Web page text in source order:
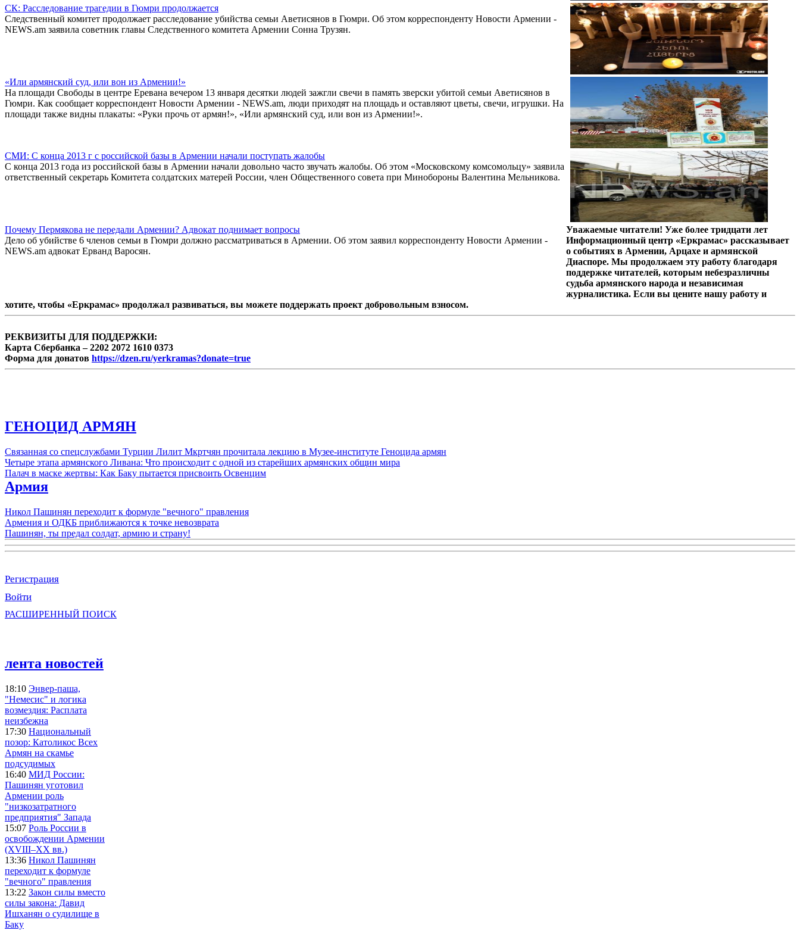
СК: Расследование трагедии в Гюмри продолжается
Следственный комитет продолжает расследование убийства семьи Аветисянов в Гюмри. Об этом корреспонденту Новости Армении -
NEWS.am заявила советник главы Следственного комитета Армении Сонна Трузян.
«Или армянский суд, или вон из Армении!»
На площади Свободы в центре Еревана вечером 13 января десятки людей зажгли свечи в память зверски убитой семьи Аветисянов в
Гюмри. Как сообщает корреспондент Новости Армении - NEWS.am, люди приходят на площадь и оставляют цветы, свечи, игрушки. На
площади также видны плакаты: «Руки прочь от армян!», «Или армянский суд, или вон из Армении!».
СМИ: С конца 2013 г с российской базы в Армении начали поступать жалобы
С конца 2013 года из российской базы в Армении начали довольно часто звучать жалобы. Об этом «Московскому комсомольцу» заявила
ответственный секретарь Комитета солдатских матерей России, член Общественного совета при Минобороны Валентина Мельникова.
Почему Пермякова не передали Армении? Адвокат поднимает вопросы
Дело об убийстве 6 членов семьи в Гюмри должно рассматриваться в Армении. Об этом заявил корреспонденту Новости Армении -
NEWS.am адвокат Ерванд Варосян.
Уважаемые читатели! Уже более тридцати лет
Информационный центр «Еркрамас» рассказывает
о событиях в Армении, Арцахе и армянской
Диаспоре. Мы продолжаем эту работу благодаря
поддержке читателей, которым небезразличны
судьба армянского народа и независимая
журналистика. Если вы цените нашу работу и
хотите, чтобы «Еркрамас» продолжал развиваться, вы можете поддержать проект добровольным взносом.
РЕКВИЗИТЫ ДЛЯ ПОДДЕРЖКИ:
Карта Сбербанка – 2202 2072 1610 0373
Форма для донатов https://dzen.ru/yerkramas?donate=true
ГЕНОЦИД АРМЯН
Связанная со спецслужбами Турции Лилит Мкртчян прочитала лекцию в Музее-институте Геноцида армян
Четыре этапа армянского Ливана: Что происходит с одной из старейших армянских общин мира
Палач в маске жертвы: Как Баку пытается присвоить Освенцим
Армия
Никол Пашинян переходит к формуле "вечного" правления
Армения и ОДКБ приближаются к точке невозврата
Пашинян, ты предал солдат, армию и страну!
Регистрация
Войти
РАСШИРЕННЫЙ ПОИСК
лента новостей
18:10 Энвер-паша,
"Немесис" и логика
возмездия: Расплата
неизбежна
17:30 Национальный
позор: Католикос Всех
Армян на скамье
подсудимых
16:40 МИД России:
Пашинян уготовил
Армении роль
"низкозатратного
предприятия" Запада
15:07 Роль России в
освобождении Армении
(XVIII–XX вв.)
13:36 Никол Пашинян
переходит к формуле
"вечного" правления
13:22 Закон силы вместо
силы закона: Давид
Ишханян о судилище в
Баку